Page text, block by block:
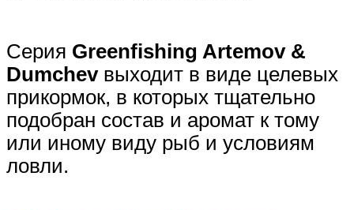
Cерия Greenfishing Artemov &
Dumchevвыходит в виде целевых
прикормок, в которых тщательно
подобран состав и аромат к тому
или иному виду рыб и условиям
ловли.